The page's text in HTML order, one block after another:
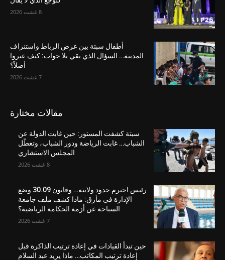
8 غشت 2026
أطفال سبتة بين عرض الرباط واستنزاف
المدينة… السؤال الذي بقي بلا جواب: كيف عبروا
أصلاً؟
7 غشت 2026
مقالات مختارة
سبتة كشفت المستور: حين غابت الدولة عن
الشباب… غابت الرياضة ودور الشباب، وتعطّل
المجلس الاستشاري
8 غشت 2026
رئيس احترم حدود ولايته… وقانون 30.09 وضع
الإدارة في مأزق: ماذا كشف ملف جامعة
السباحة عن أزمة الحكامة الرياضية؟
7 غشت 2026
حين تبدأ القيادات في إعادة ترتيب الذاكرة قبل
إعادة ترتيب المكاتب… ماذا يريد عبد السلام